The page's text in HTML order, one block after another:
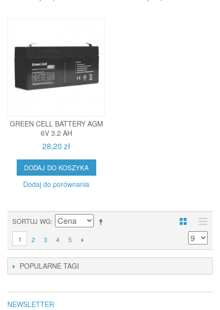
GREEN CELL BATTERY AGM
6V 3.2 AH
28,20 zł
DODAJ DO KOSZYKA
Dodaj do porównania
SORTUJ WG
1
2 3 4 5
POPULARNE TAGI
NEWSLETTER